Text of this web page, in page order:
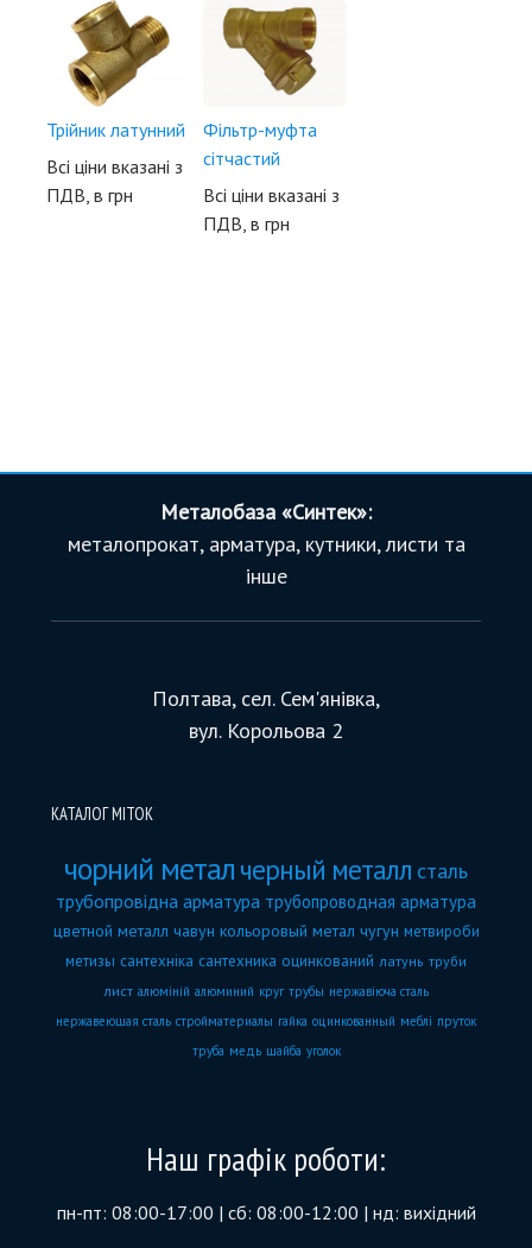
Трійник латунний
Всі ціни вказані з
ПДВ, в грн
Фільтр-муфта
сітчастий
Всі ціни вказані з
ПДВ, в грн
Металобаза «Синтек»:
металопрокат, арматура, кутники, листи та
інше
Полтава, сел. Сем'янівка,
вул. Корольова 2
КАТАЛОГ МІТОК
чорний метал черный металл сталь
трубопровідна арматура трубопроводная арматура
цветной металл чавун кольоровый метал чугун метвироби
метизы сантехніка сантехника оцинкований латунь труби
лист алюміній алюминий круг трубы нержавіюча сталь
нержавеющая сталь стройматериалы гайка оцинкованный меблі пруток
труба медь шайба уголок
Наш графік роботи:
пн-пт: 08:00-17:00 | сб: 08:00-12:00 | нд: вихідний